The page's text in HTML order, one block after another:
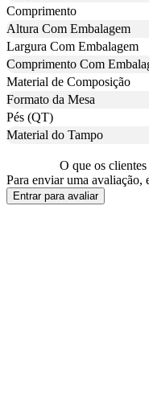
Comprimento
Altura Com Embalagem
Largura Com Embalagem
Comprimento Com
Material de Composição
Formato da Mesa
Pés (QT)
Material do Tampo
O que os
Para enviar uma avaliação,
Entrar para avaliar